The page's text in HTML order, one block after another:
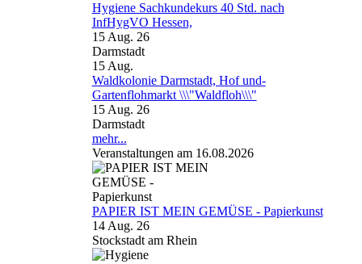
Hygiene Sachkundekurs 40 Std. nach
InfHygVO Hessen,
15 Aug. 26
Darmstadt
15 Aug.
Waldkolonie Darmstadt, Hof und-
Gartenflohmarkt \\\"Waldfloh\\\"
15 Aug. 26
Darmstadt
mehr...
Veranstaltungen am 16.08.2026
PAPIER IST MEIN GEMÜSE - Papierkunst
14 Aug. 26
Stockstadt am Rhein